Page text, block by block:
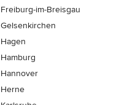
Freiburg-im-Breisgau
Gelsenkirchen
Hagen
Hamburg
Hannover
Herne